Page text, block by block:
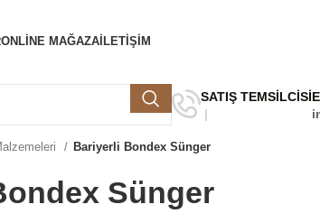
ONLINE MAĞAZAILETIŞIM
SATIŞ TEMSİLCİSİ
Bariyerli Bondex Sünger
Sünger